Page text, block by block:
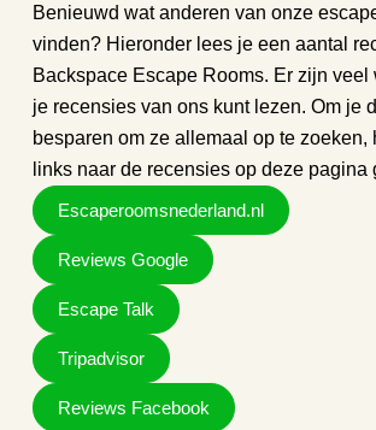
Benieuwd wat anderen van onze
vinden? Hieronder lees je een aantal
Backspace Escape Rooms. Er zijn veel
je recensies van ons kunt lezen. Om je
besparen om ze allemaal op te zoeken,
links naar de recensies op deze pagina
Escaperoomsnederland.nl
Reviews Google
Escape Talk
Tripadvisor
Reviews Facebook